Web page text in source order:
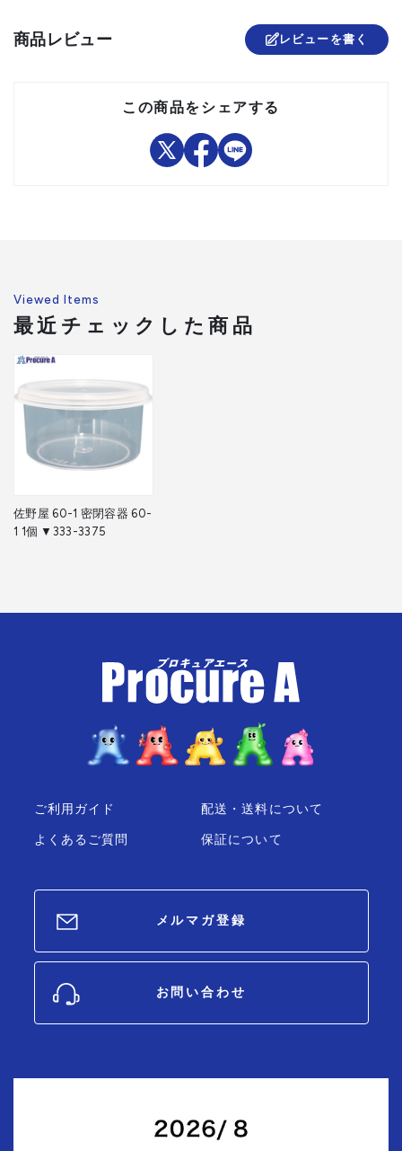
注意事項
商品レビュー レビューを書く
この商品をシェアする
Viewed Items
最近チェックした商品
佐野屋 60-1 密閉容器 60-
1 1個 ▼333-3375
ご利用ガイド
よくあるご質問
配送・送料について
保証について
メルマガ登録
お問い合わせ